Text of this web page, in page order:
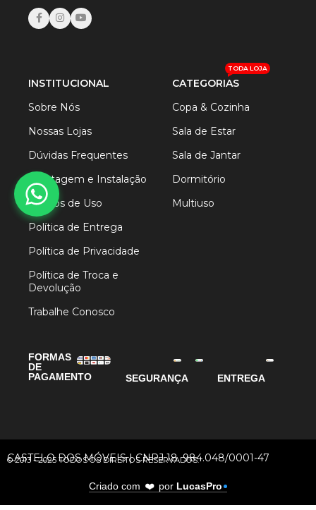
INSTITUCIONAL
Sobre Nós
Nossas Lojas
Dúvidas Frequentes
Montagem e Instalação
Termos de Uso
Política de Entrega
Política de Privacidade
Política de Troca e
Devolução
Trabalhe Conosco
CATEGORIAS
TODA LOJA
Copa & Cozinha
Sala de Estar
Sala de Jantar
Dormitório
Multiuso
FORMAS
DE
PAGAMENTO
SEGURANÇA ENTREGA
CASTELO DOS MÓVEIS | CNPJ 18. 984.048/0001-47
© 2013 - 2025 TODOS OS DIREITOS RESERVADOS.
Criado com ❤️ por LucasPro